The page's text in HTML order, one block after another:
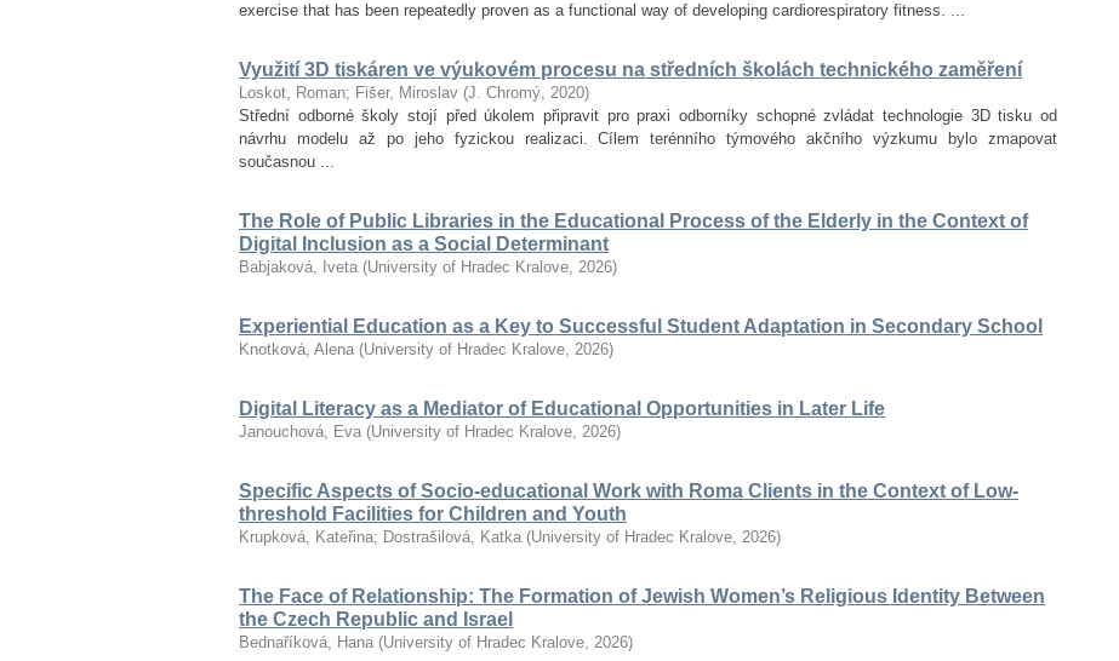
exercise that has been repeatedly proven as a functional way of developing cardiorespiratory fitness. ...
Využití 3D tiskáren ve výukovém procesu na středních školách technického zaměření
Loskot, Roman; Fišer, Miroslav (J. Chromý, 2020)
Střední odborné školy stojí před úkolem připravit pro praxi odborníky schopné zvládat technologie 3D tisku od
návrhu modelu až po jeho fyzickou realizaci. Cílem terénního týmového akčního výzkumu bylo zmapovat
současnou ...
The Role of Public Libraries in the Educational Process of the Elderly in the Context of
Digital Inclusion as a Social Determinant
Babjaková, Iveta (University of Hradec Kralove, 2026)
Experiential Education as a Key to Successful Student Adaptation in Secondary School
Knotková, Alena (University of Hradec Kralove, 2026)
Digital Literacy as a Mediator of Educational Opportunities in Later Life
Janouchová, Eva (University of Hradec Kralove, 2026)
Specific Aspects of Socio-educational Work with Roma Clients in the Context of Low-
threshold Facilities for Children and Youth
Krupková, Kateřina; Dostrašilová, Katka (University of Hradec Kralove, 2026)
The Face of Relationship: The Formation of Jewish Women’s Religious Identity Between
the Czech Republic and Israel
Bednaříková, Hana (University of Hradec Kralove, 2026)